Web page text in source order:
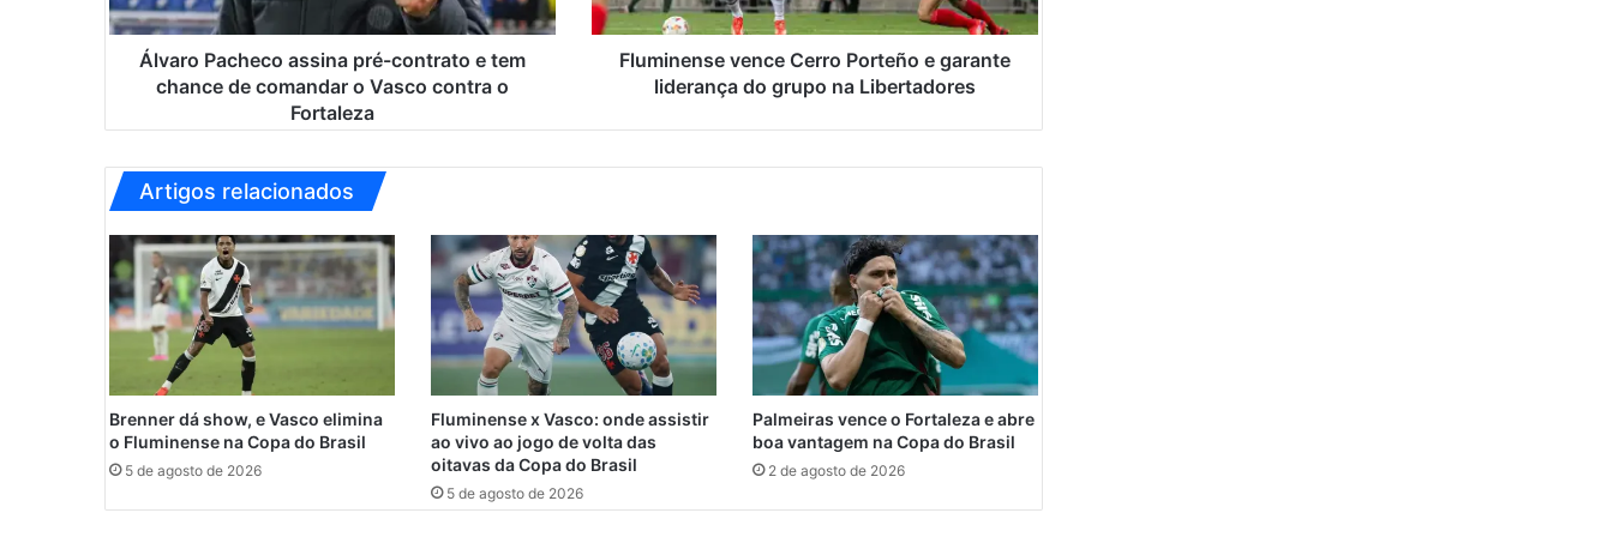
a
c
o
s
i
n
a
p
r
c
o
n
r
Álvaro Pacheco assina pré-contrato e tem
chance de comandar o Vasco contra o
Fortaleza
n
s
n
e
o
o
e
ñ
e
Fluminense vence Cerro Porteño e garante
liderança do grupo na Libertadores
Artigos relacionados
Brenner dá show, e Vasco elimina
o Fluminense na Copa do Brasil
5 de agosto de 2026
Fluminense x Vasco: onde assistir
ao vivo ao jogo de volta das
oitavas da Copa do Brasil
5 de agosto de 2026
Palmeiras vence o Fortaleza e abre
boa vantagem na Copa do Brasil
2 de agosto de 2026